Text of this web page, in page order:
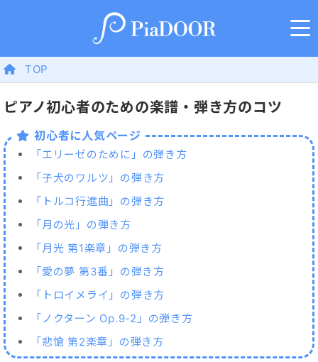
TOP
ピアノ初心者のための楽譜・弾き方のコツ
初心者に人気ページ
「エリーゼのために」の弾き方
「子犬のワルツ」の弾き方
「トルコ行進曲」の弾き方
「月の光」の弾き方
「月光 第1楽章」の弾き方
「愛の夢 第3番」の弾き方
「トロイメライ」の弾き方
「ノクターン Op.9-2」の弾き方
「悲愴 第2楽章」の弾き方